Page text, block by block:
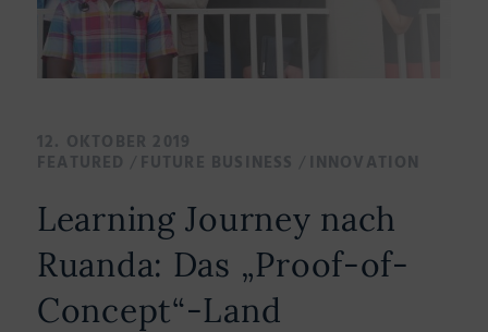
12. OKTOBER 2019
FEATURED / FUTURE BUSINESS / INNOVATION
Learning Journey nach
Ruanda: Das „Proof-of-
Concept“-Land